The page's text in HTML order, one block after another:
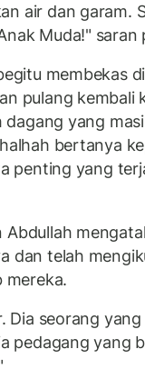
air dan garam.
Muda!" saran
membekas
pulang kembali
yang
bertanya
penting yang
Abdullah
dan telah
mereka.
Dia seorang
pedagang yang